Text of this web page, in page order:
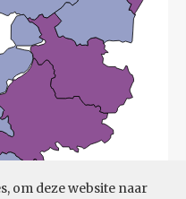
om deze website naar